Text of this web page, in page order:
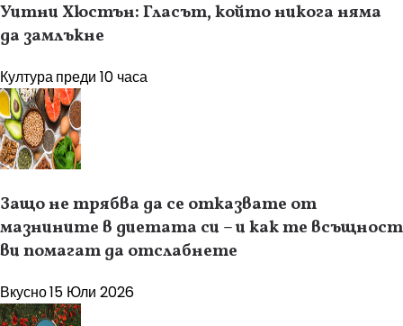
Уитни Хюстън: Гласът, който никога няма
да замлъкне
Културапреди 10 часа
Защо не трябва да се отказвате от
мазнините в диетата си – и как те всъщност
ви помагат да отслабнете
Вкусно15 Юли 2026